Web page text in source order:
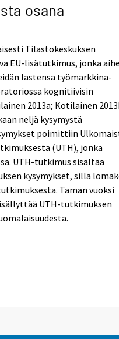
osana
Tilastokeskuksen
EU-lisätutkimus, jonka
lastensa työmarkkina-
kognitiivisin
2013a; Kotilainen
neljä kysymystä
poimittiin
(UTH), jonka
UTH-tutkimus sisältää
kysymykset, sillä
Tämän vuoksi
UTH-tutkimuksen